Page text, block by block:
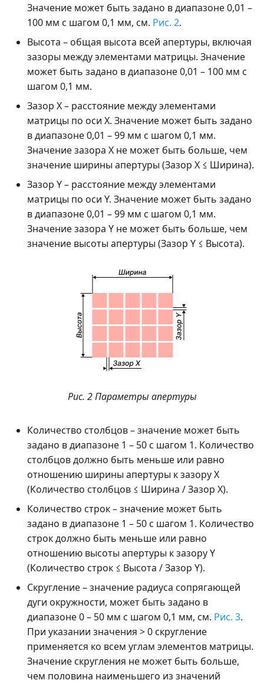
Значение может быть задано в диапазоне 0,01 –
100 мм с шагом 0,1 мм, см. Рис. 2.
Высота – общая высота всей апертуры, включая
зазоры между элементами матрицы. Значение
может быть задано в диапазоне 0,01 – 100 мм с
шагом 0,1 мм.
Зазор X – расстояние между элементами
матрицы по оси X. Значение может быть задано
в диапазоне 0,01 – 99 мм с шагом 0,1 мм.
Значение зазора X не может быть больше, чем
значение ширины апертуры (Зазор X ≤ Ширина).
Зазор Y – расстояние между элементами
матрицы по оси Y. Значение может быть задано
в диапазоне 0,01 – 99 мм с шагом 0,1 мм.
Значение зазора Y не может быть больше, чем
значение высоты апертуры (Зазор Y ≤ Высота).
Рис. 2 Параметры апертуры
Количество столбцов – значение может быть
задано в диапазоне 1 – 50 с шагом 1. Количество
столбцов должно быть меньше или равно
отношению ширины апертуры к зазору Х
(Количество столбцов ≤ Ширина / Зазор Х).
Количество строк – значение может быть
задано в диапазоне 1 – 50 с шагом 1. Количество
строк должно быть меньше или равно
отношению высоты апертуры к зазору Y
(Количество строк ≤ Высота / Зазор Y).
Скругление – значение радиуса сопрягающей
дуги окружности, может быть задано в
диапазоне 0 – 50 мм с шагом 0,1 мм, см. Рис. 3.
При указании значения > 0 скругление
применяется ко всем углам элементов матрицы.
Значение скругления не может быть больше,
чем половина наименьшего из значений